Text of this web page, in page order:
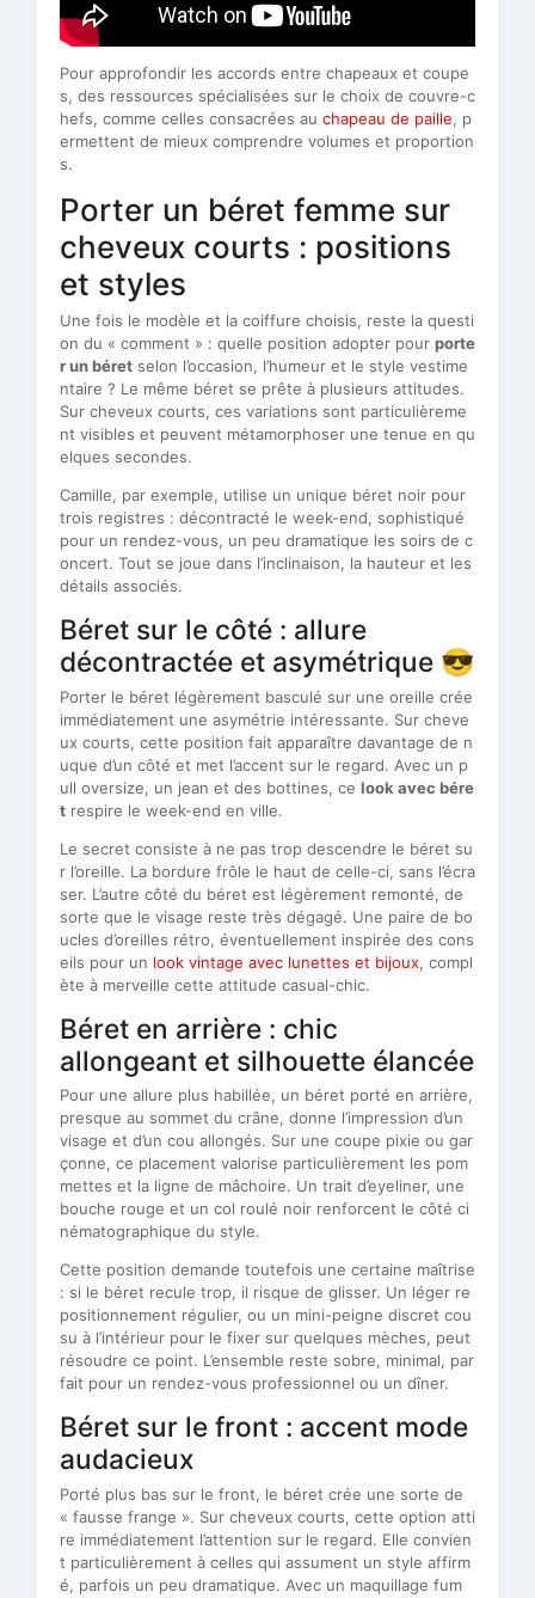
Pour approfondir les accords entre chapeaux et coupe
s, des ressources spécialisées sur le choix de couvre-c
hefs, comme celles consacrées au chapeau de paille, p
ermettent de mieux comprendre volumes et proportion
s.
Porter un béret femme sur
cheveux courts : positions
et styles
Une fois le modèle et la coiffure choisis, reste la questi
on du « comment » : quelle position adopter pour porte
r un béret selon l’occasion, l’humeur et le style vestime
ntaire ? Le même béret se prête à plusieurs attitudes.
Sur cheveux courts, ces variations sont particulièreme
nt visibles et peuvent métamorphoser une tenue en qu
elques secondes.
Camille, par exemple, utilise un unique béret noir pour
trois registres : décontracté le week-end, sophistiqué
pour un rendez-vous, un peu dramatique les soirs de c
oncert. Tout se joue dans l’inclinaison, la hauteur et les
détails associés.
Béret sur le côté : allure
décontractée et asymétrique 😎
Porter le béret légèrement basculé sur une oreille crée
immédiatement une asymétrie intéressante. Sur cheve
ux courts, cette position fait apparaître davantage de n
uque d’un côté et met l’accent sur le regard. Avec un p
ull oversize, un jean et des bottines, ce look avec bére
t respire le week-end en ville.
Le secret consiste à ne pas trop descendre le béret su
r l’oreille. La bordure frôle le haut de celle-ci, sans l’écra
ser. L’autre côté du béret est légèrement remonté, de
sorte que le visage reste très dégagé. Une paire de bo
ucles d’oreilles rétro, éventuellement inspirée des cons
eils pour un look vintage avec lunettes et bijoux, compl
ète à merveille cette attitude casual-chic.
Béret en arrière : chic
allongeant et silhouette élancée
Pour une allure plus habillée, un béret porté en arrière,
presque au sommet du crâne, donne l’impression d’un
visage et d’un cou allongés. Sur une coupe pixie ou gar
çonne, ce placement valorise particulièrement les pom
mettes et la ligne de mâchoire. Un trait d’eyeliner, une
bouche rouge et un col roulé noir renforcent le côté ci
nématographique du style.
Cette position demande toutefois une certaine maîtrise
: si le béret recule trop, il risque de glisser. Un léger re
positionnement régulier, ou un mini-peigne discret cou
su à l’intérieur pour le fixer sur quelques mèches, peut
résoudre ce point. L’ensemble reste sobre, minimal, par
fait pour un rendez-vous professionnel ou un dîner.
Béret sur le front : accent mode
audacieux
Porté plus bas sur le front, le béret crée une sorte de
« fausse frange ». Sur cheveux courts, cette option atti
re immédiatement l’attention sur le regard. Elle convien
t particulièrement à celles qui assument un style affirm
é, parfois un peu dramatique. Avec un maquillage fum